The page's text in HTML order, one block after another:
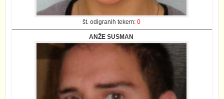
št. odigranih tekem: 0
ANŽE SUSMAN